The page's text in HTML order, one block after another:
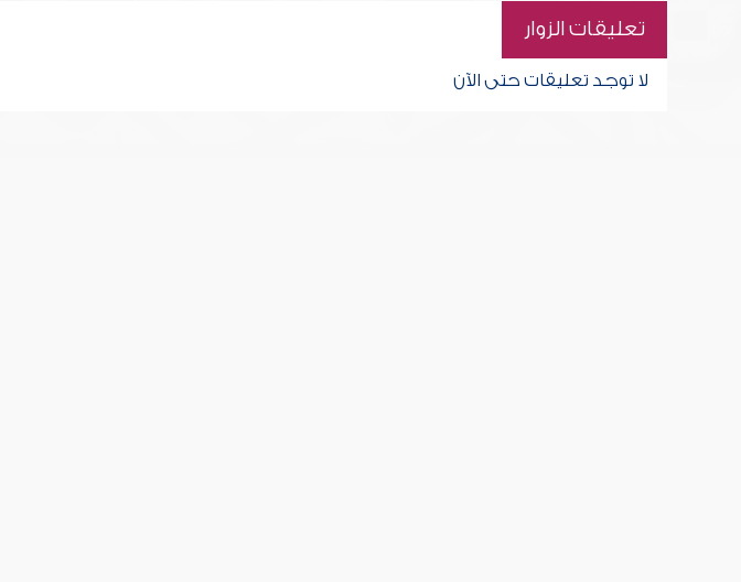
تعليقات الزوار
لا توجد تعليقات حتى الآن